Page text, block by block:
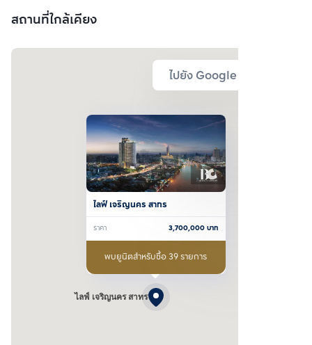
สถานที่ใกล้เคียง
ไปยัง Google Map
ไลฟ์ เจริญนคร สาทร
ไลฟ์ เจริญนคร สาทร
ราคา 3,700,000บาท
พบยูนิตสำหรับซื้อ 39 รายการ